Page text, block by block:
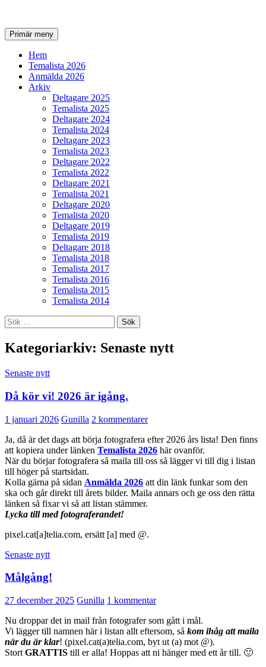
SökPrimär meny Gå
till
Hem
Temalista 2026
Anmälda 2026
Arkiv
Deltagare 2025
Temalista 2025
Deltagare 2024
Temalista 2024
Deltagare 2023
Temalista 2023
Deltagare 2022
Temalista 2022
Deltagare 2021
Temalista 2021
Deltagare 2020
Temalista 2020
Deltagare 2019
Temalista 2019
Deltagare 2018
Temalista 2018
Temalista 2017
Temalista 2016
Temalista 2015
Temalista 2014
Sök
efter:
Kategoriarkiv: Senaste nytt
Senaste nytt
Då kör vi! 2026 är igång.
1 januari 2026 Gunilla 2 kommentarer
Ja, då är det dags att börja fotografera efter 2026 års lista! Den finns
att kopiera under länken Temalista 2026 här ovanför.
När du börjar fotografera så maila till oss så lägger vi till dig i listan
till höger på startsidan.
Kolla gärna på sidan Anmälda 2026 att din länk funkar som den
ska och går direkt till årets bilder. Maila annars och ge oss den rätta
länken så fixar vi så att listan stämmer.
Lycka till med fotograferandet!
pixel.cat[a]telia.com, ersätt [a] med @.
Senaste nytt
Målgång!
27 december 2025 Gunilla 1 kommentar
Nu droppar det in mail från fotografer som gått i mål.
Vi lägger till namnen här i listan allt eftersom, så kom ihåg att maila
när du är klar! (pixel.cat(a)telia.com, byt ut (a) mot @).
Stort GRATTIS till er alla! Hoppas att ni hänger med ett år till. 🙂